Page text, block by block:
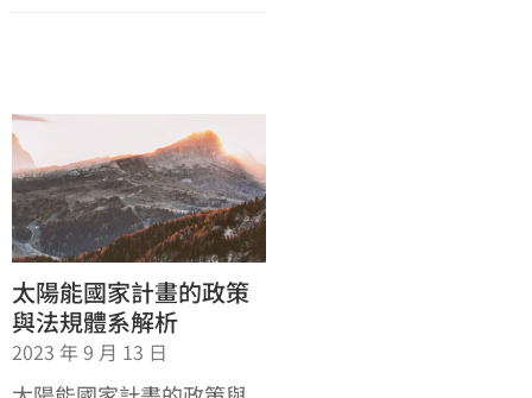
太陽能國家計畫的政策
與法規體系解析
2023 年 9 月 13 日